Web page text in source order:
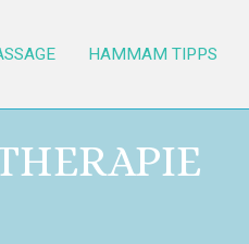
HAMMAM TIPPS